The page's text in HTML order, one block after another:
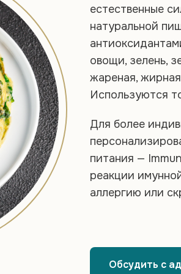
естественные
натуральной
овощи, зелень,
жареная,
Используются
Для более
питания —
реакции
аллергию или
Обсудить с